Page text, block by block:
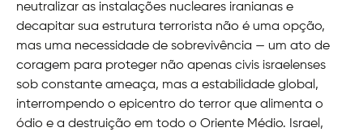
neutralizar as instalações nucleares iranianas e
decapitar sua estrutura terrorista não é uma opção,
mas uma necessidade de sobrevivência — um ato de
coragem para proteger não apenas civis israelenses
sob constante ameaça, mas a estabilidade global,
interrompendo o epicentro do terror que alimenta o
ódio e a destruição em todo o Oriente Médio. Israel,